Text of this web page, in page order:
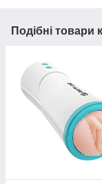
Подібні товари